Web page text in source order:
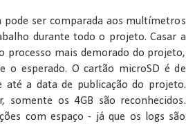
ser comparada aos multímetros
durante todo o projeto. Casar a
processo mais demorado do projeto,
o esperado. O cartão microSD é de
a data de publicação do projeto.
os 4GB são reconhecidos.
com espaço - já que os logs são